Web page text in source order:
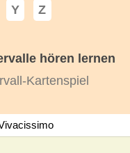
Y Z
hören lernen